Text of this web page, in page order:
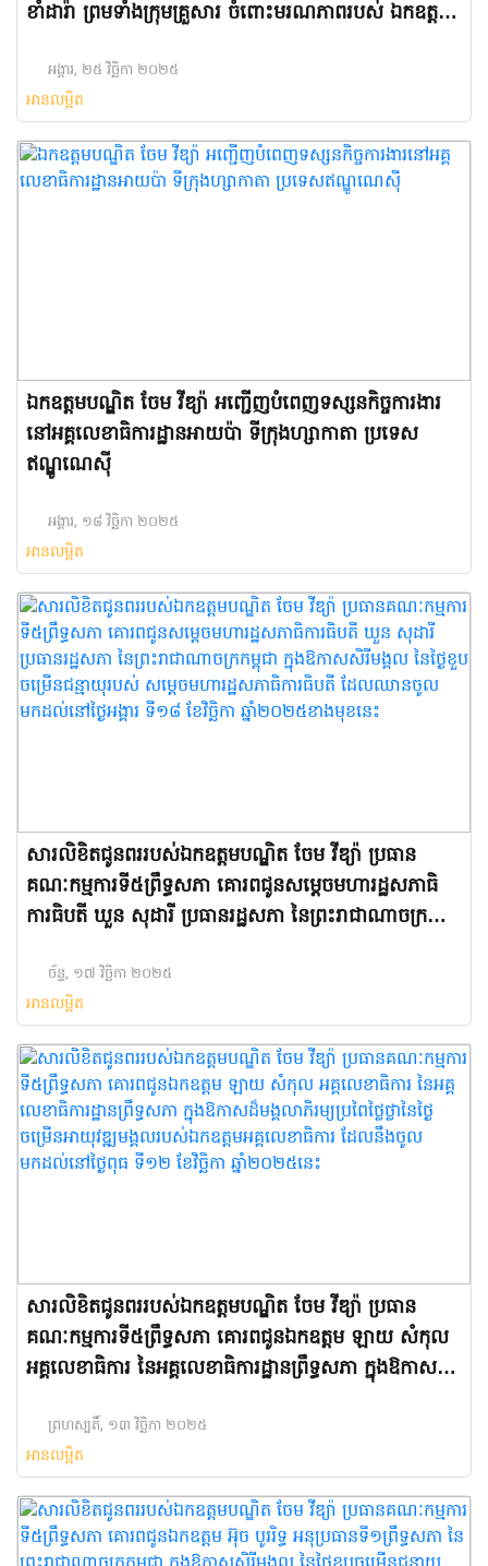
ខាំដារ៉ា ព្រមទាំងក្រុមគ្រួសារ ចំពោះ​មរណភាព​របស់​ ឯកឧត្តម
អំពើធ្វើទុក្ខបុកម្នេញ ឬទណ្ឌកម្ម បានទទួលមរណភាពនៅថ្ងៃ
ព្រហស្បតិ៍ ទី២០ ខែវិច្ឆិកា ឆ្នាំ២០២៥ វេលា
ម៉ោង១១:៣០នាទី ក្នុងជន្មាយុ៨៣ឆ្នាំ ដោយរោគាពាធ
អង្គារ, ២៥ វិច្ឆិកា ២០២៥
អានលម្អិត
ឯកឧត្តមបណ្ឌិត ចែម វីឌ្យ៉ា អញ្ជើញបំពេញទស្សនកិច្ចការងារ
នៅអគ្គលេខាធិការដ្ឋានអាយប៉ា ទីក្រុងហ្សាកាតា ប្រទេស
ឥណ្ឌូណេស៊ី
អង្គារ, ១៨ វិច្ឆិកា ២០២៥
អានលម្អិត
សារលិខិតជូនពររបស់ឯកឧត្តមបណ្ឌិត ចែម វីឌ្យ៉ា ប្រធាន
គណៈកម្មការទី៥ព្រឹទ្ធសភា គោរពជូនសម្តេចមហារដ្ឋសភាធិ
ការធិបតី ឃួន សុដារី ប្រធានរដ្ឋសភា នៃព្រះរាជាណាចក្រ
ម្តេចមហារដ្ឋសភាធិការធិបតី ដែលឈានចូលមកដល់នៅថ្ងៃ
អង្គារ ទី១៨ ខែវិច្ឆិកា ឆ្នាំ២០២៥ខាងមុខនេះ
ច័ន្ទ, ១៧ វិច្ឆិកា ២០២៥
អានលម្អិត
សារលិខិតជូនពររបស់ឯកឧត្តមបណ្ឌិត ចែម វីឌ្យ៉ា ប្រធាន
គណៈកម្មការ​ទី៥ព្រឹទ្ធសភា​ គោរពជូនឯកឧត្តម ឡាយ សំកុល
អគ្គលេខាធិការ នៃអគ្គលេខាធិការដ្ឋានព្រឹទ្ធសភា ក្នុងឱកាសដ៏
ឧត្តមអគ្គលេខាធិការ ដែលនឹងចូលមកដល់នៅថ្ងៃពុធ ទី១២
ខែវិច្ឆិកា ឆ្នាំ២០២៥នេះ
ព្រហស្បតិ៍, ១៣ វិច្ឆិកា ២០២៥
អានលម្អិត